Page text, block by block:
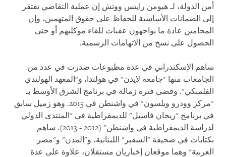
أمن الدولة، لـ هيومن رايتس ووتش إن عملية التقاضي تفتقر
إلى الضمانات الأساسية للحفاظ على حقوق المتهمين، وإن
المحامين عادة ما يواجهون عقبات للقاء موكليهم أو حتى
الحصول على نسخ من الاتهامات الرسمية.
ساهم الإسكندراني في عدة مطبوعات صدرت في عدد من
الجامعات منها "جامعة لايدن" في هولندا، و"المعهد الهولندي
الفلمنكي". وقضى فترة زمالة في برنامج الشرق الأوسط بـ
"مركز وودرو ويلسون" في واشنطن في 2015. وهو زميل سابق
في برنامج "ريجان فاسيل" للديمقراطية في "المنتدى الدولي
لدراسة الديمقراطية في واشنطن" (2012 - 2013). ساهم
بكتابات في صحيفة "السفير" اللبنانية، و"المدن" و"مصر
العربية" وهما موقعان إخباريان مستقلان، علاوة على عدة